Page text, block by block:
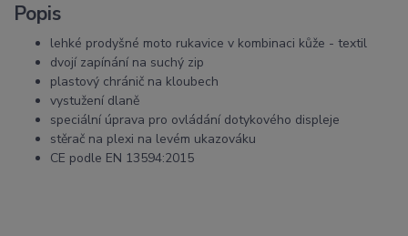
Popis
lehké prodyšné moto rukavice v kombinaci kůže - textil
dvojí zapínání na suchý zip
plastový chránič na kloubech
vystužení dlaně
speciální úprava pro ovládání dotykového displeje
stěrač na plexi na levém ukazováku
CE podle EN 13594:2015